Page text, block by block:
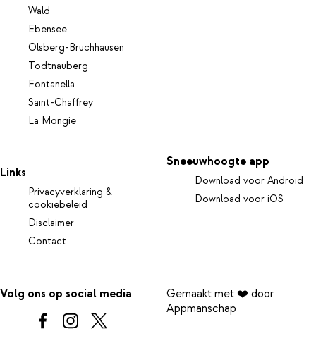
Wald
Ebensee
Olsberg-Bruchhausen
Todtnauberg
Fontanella
Saint-Chaffrey
La Mongie
Links
Privacyverklaring &
cookiebeleid
Disclaimer
Contact
Sneeuwhoogte app
Download voor Android
Download voor iOS
Volg ons op social media
Gemaakt met ❤️ door
Appmanschap